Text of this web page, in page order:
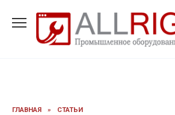
содержанию
ГЛАВНАЯ » СТАТЬИ